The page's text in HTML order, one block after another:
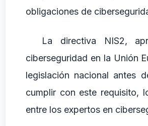
obligaciones de
La directiva NIS2,
ciberseguridad en la Unión
legislación nacional antes
cumplir con este requisito,
entre los expertos en